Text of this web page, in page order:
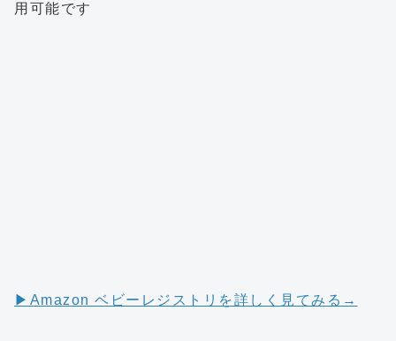
用可能です
▶︎Amazon ベビーレジストリを詳しく見てみる→